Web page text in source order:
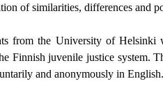
of similarities, differences and
from the University of Helsinki
Finnish juvenile justice system.
and anonymously in English.